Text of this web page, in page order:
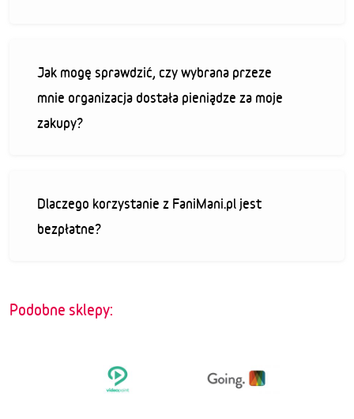
Jak mogę sprawdzić, czy wybrana przeze
mnie organizacja dostała pieniądze za moje
zakupy?
Dlaczego korzystanie z FaniMani.pl jest
bezpłatne?
Podobne sklepy: